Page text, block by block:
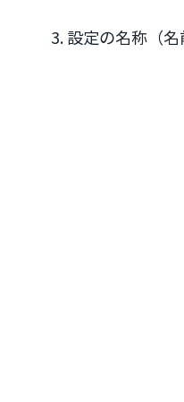
3. 設定の名称（